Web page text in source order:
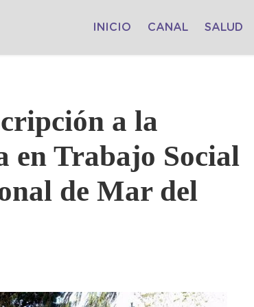
INICIO CANAL SALUD
a la
en Trabajo Social
de Mar del